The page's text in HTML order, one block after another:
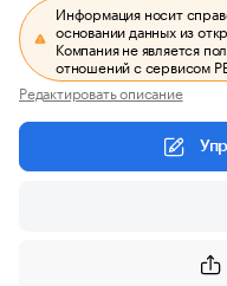
Информация носит
основании данных из
Компания не является
отношений с сервисом
Редактировать описание